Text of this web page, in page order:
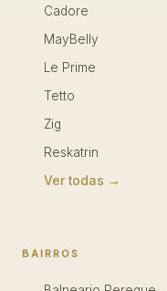
Cadore
MayBelly
Le Prime
Tetto
Zig
Reskatrin
Ver todas →
BAIRROS